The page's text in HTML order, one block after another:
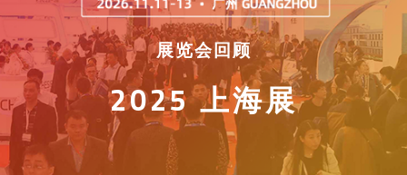
展览会回顾
2025 上海展